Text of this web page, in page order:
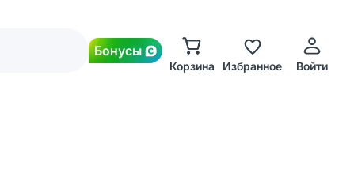
Бонусы
Корзина Избранное Войти